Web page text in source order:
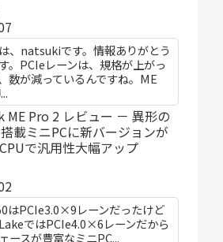
、natsukiです。情報ありがとう
。PCIeレーンは、規格が上がっ
数が減っているんですね。ME
ME Pro 2 レビュー － 異形の
載ミニPCに新バージョンが
で汎用性大幅アップ
はPCIe3.0×9レーンだったけど
ではPCIe4.0×6レーンだから
ースが豊富なミニPC...